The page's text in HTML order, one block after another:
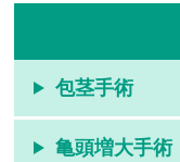
包茎手術
亀頭増大手術